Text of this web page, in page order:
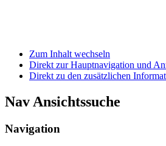
Zum Inhalt wechseln
Direkt zur Hauptnavigation und
Direkt zu den zusätzlichen
Nav Ansichtssuche
Navigation